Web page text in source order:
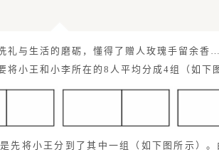
礼与生活的磨砺，懂得了赠人玫瑰手留余
将小王和小李所在的8人平均分成4组（如下
先将小王分到了其中一组（如下图所示）